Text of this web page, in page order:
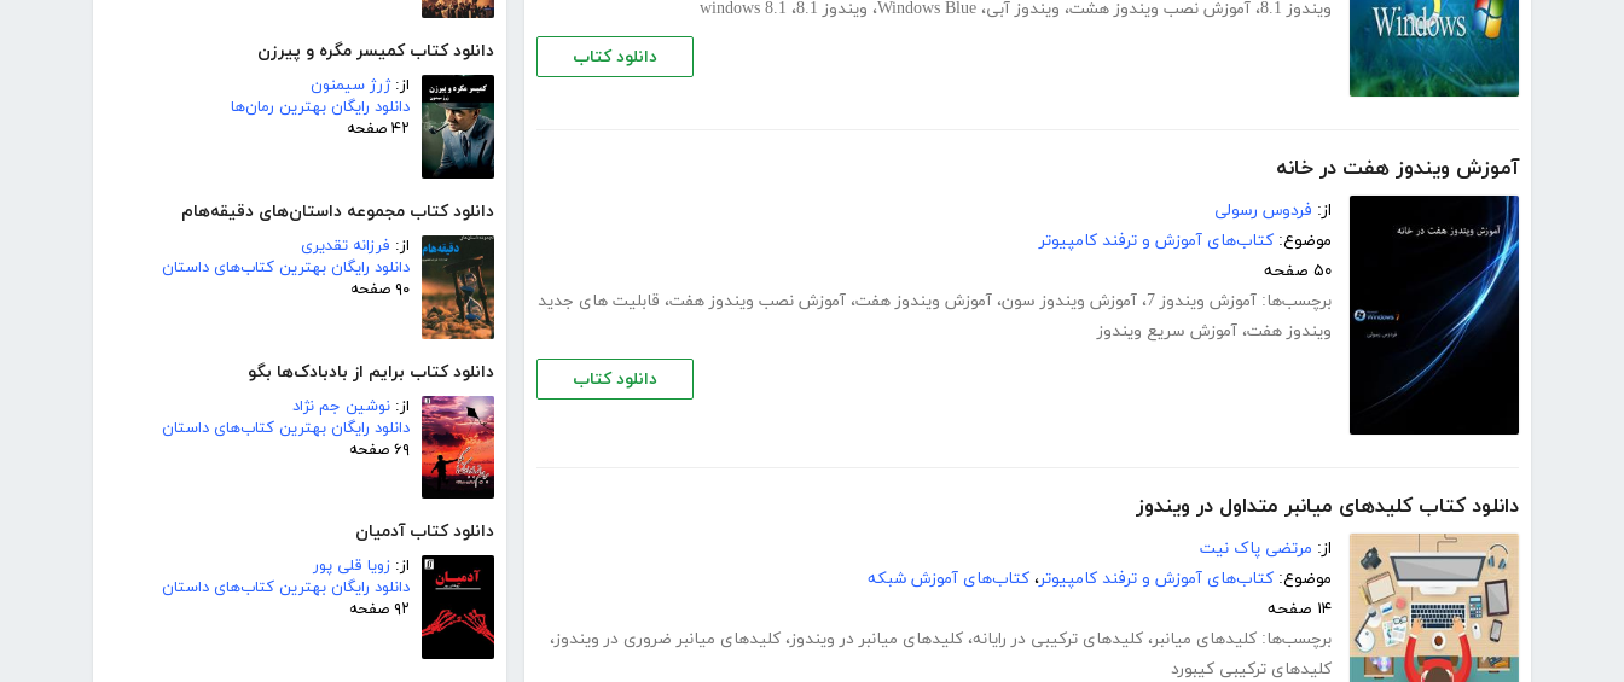
دانلود کتاب کمیسر مگره و پیرزن
از:ژرژ سیمنون
دانلود رایگان بهترین رمان‌ها
۴۲ صفحه
دانلود کتاب مجموعه داستان‌های دقیقه‌هام
از: فرزانه تقدیری
دانلود رایگان بهترین کتاب‌های داستان
۹۰ صفحه
دانلود کتاب برایم از بادبادک‌ها بگو
از: نوشین جم نژاد
دانلود رایگان بهترین کتاب‌های داستان
۶۹ صفحه
دانلود کتاب آدمیان
از: زویا قلی پور
دانلود رایگان بهترین کتاب‌های داستان
۹۲ صفحه
ویندوز 8.1
، آموزش نصب ویندوز هشت، ویندوز آبی، Windows Blue، ویندوز 8.1 ، windows 8.1
دانلود کتاب
آموزش ویندوز هفت در خانه
از: فردوس رسولی
موضوع: کتاب‌های آموزش و ترفند کامپیوتر
۵۰ صفحه
برچسب‌ها: آموزش ویندوز 7 ، آموزش ویندوز سون، آموزش ویندوز هفت، آموزش نصب ویندوز هفت، قابلیت های جدید
ویندوز هفت، آموزش سریع ویندوز
دانلود کتاب
دانلود کتاب کلیدهای میانبر متداول در ویندوز
از: مرتضی پاک نیت
موضوع: کتاب‌های آموزش و ترفند کامپیوتر، کتاب‌های آموزش شبکه
۱۴ صفحه
برچسب‌ها: کلیدهای میانبر، کلیدهای ترکیبی در رایانه، کلیدهای میانبر در ویندوز، کلیدهای میانبر ضروری در ویندوز،
کلیدهای ترکیبی کیبورد